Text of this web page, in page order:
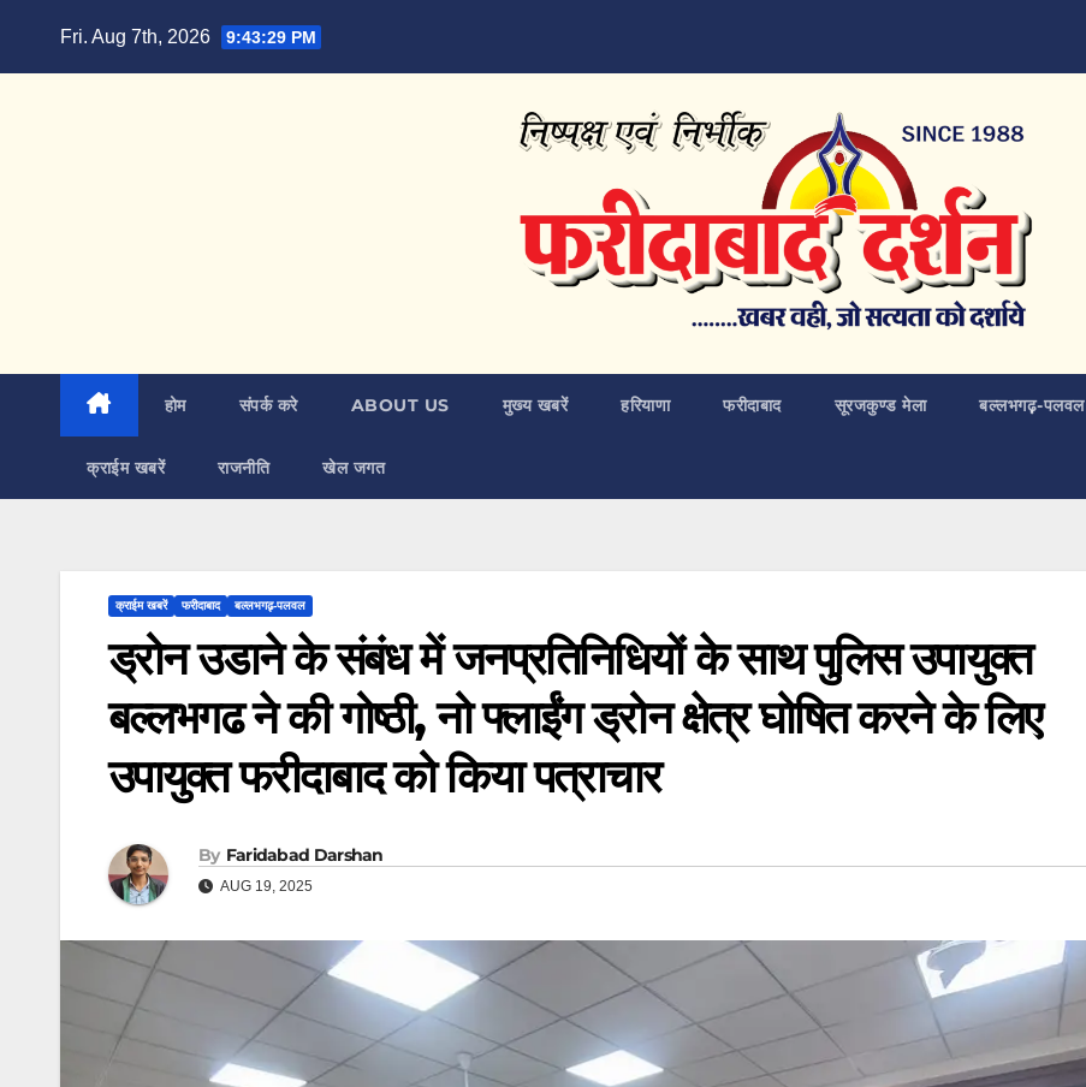
Fri. Aug 7th, 2026 9:43:30 PM
होम संपर्क करे ABOUT US मुख्य खबरें हरियाणा फरीदाबाद सूरजकुण्ड मेला बल्लभगढ़़-पलवल
क्राईम खबरें राजनीति खेल जगत
क्राईम खबरें फरीदाबाद बल्लभगढ़़-पलवल
ड्रोन उडाने के संबंध में जनप्रतिनिधियों के साथ पुलिस उपायुक्त
बल्लभगढ ने की गोष्ठी, नो फ्लाईंग ड्रोन क्षेत्र घोषित करने के लिए
उपायुक्त फरीदाबाद को किया पत्राचार
By Faridabad Darshan
AUG 19, 2025